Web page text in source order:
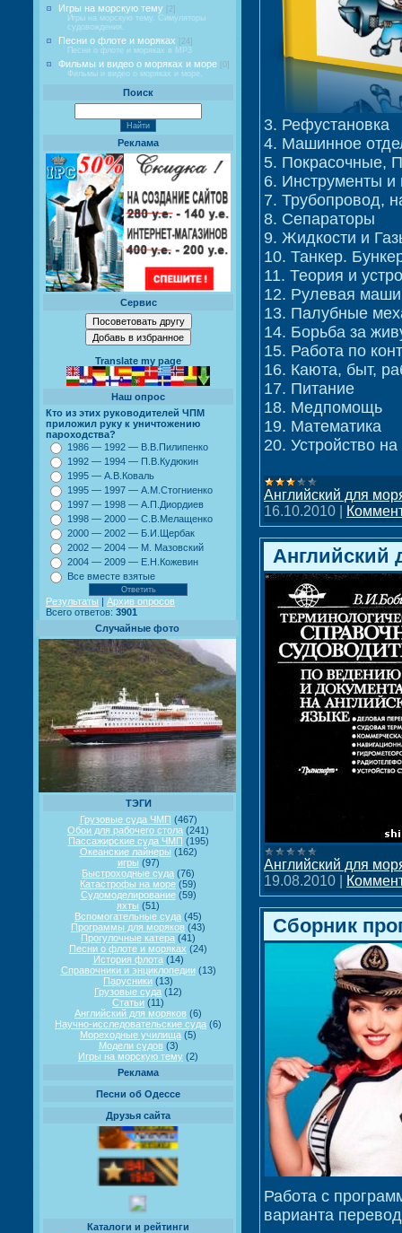
Игры на морскую тему
[2]
Игры на морскую тему. Симуляторы
судовождения.
Песни о флоте и моряках
[24]
Песни о флоте и моряках в MP3
Фильмы и видео о моряках и море [0]
Фильмы и видео о моряках и море.
Поиск
Реклама
Сервис
Translate my page
Наш опрос
Кто из этих руководителей ЧПМ
приложил руку к уничтожению
пароходства?
1986 — 1992 — В.В.Пилипенко
1992 — 1994 — П.В.Кудюкин
1995 — А.В.Коваль
1995 — 1997 — А.М.Стогниенко
1997 — 1998 — А.П.Диордиев
1998 — 2000 — С.В.Мелащенко
2000 — 2002 — Б.И.Щербак
2002 — 2004 — М. Мазовский
2004 — 2009 — Е.Н.Кожевин
Все вместе взятые
Результаты | Архив опросов
Всего ответов: 3901
Случайные фото
ТЭГИ
Грузовые суда ЧМП (467)
Обои для рабочего стола (241)
Пассажирские суда ЧМП (195)
Океанские лайнеры (162)
игры (97)
Быстроходные суда (76)
Катастрофы на море (59)
Судомоделирование(59)
яхты (51)
Вспомогательные суда (45)
Программы для моряков (43)
Прогулочные катера (41)
Песни о флоте и моряках (24)
История флота(14)
Справочники и энциклопедии(13)
Парусники (13)
Грузовые суда (12)
Статьи (11)
Английский для моряков (6)
Научно-исследовательские суда (6)
Мореходные училища (5)
Модели судов(3)
Игры на морскую тему (2)
Реклама
Песни об Одессе
Друзья сайта
Каталоги и рейтинги
3. Рефустановка
4. Машинное
5. Покрасочные,
6. Инструменты и
7. Трубопровод,
8. Сепараторы
9. Жидкости и
10. Танкер.
11. Теория и
12. Рулевая
13. Палубные
14. Борьба за
15. Работа по
16. Каюта, быт,
17. Питание
18. Медпомощь
19. Математика
20. Устройство
Английский для
16.10.2010
Английский
Английский для
19.08.2010
Сборник
Работа с
варианта